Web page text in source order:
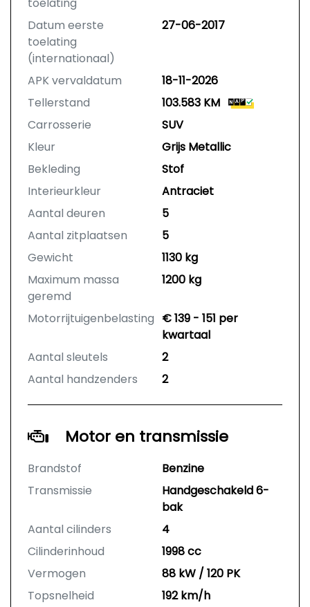
Datum eerste
toelating
(internationaal)
27-06-2017
APK vervaldatum
18-11-2026
Tellerstand
103.583 KM
Carrosserie
SUV
Kleur
Grijs Metallic
Bekleding
Stof
Interieurkleur
Antraciet
Aantal deuren
5
Aantal zitplaatsen
5
Gewicht
1130 kg
Maximum massa
geremd
1200 kg
Motorrijtuigenbelasting € 139 - 151 per
kwartaal
Aantal sleutels
2
Aantal handzenders
2
Motor en transmissie
Brandstof
Benzine
Transmissie
Handgeschakeld 6-
bak
Aantal cilinders
4
Cilinderinhoud
1998 cc
Vermogen
88 kW / 120 PK
Topsnelheid
192 km/h